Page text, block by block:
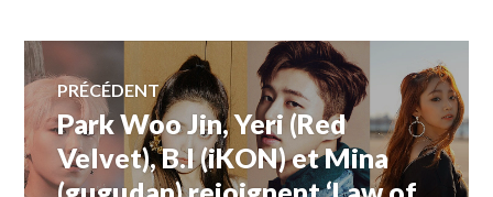
Navigation
de
PRÉCÉDENT
Article
précédent :
Park Woo Jin, Yeri (Red
Velvet), B.I (iKON) et Mina